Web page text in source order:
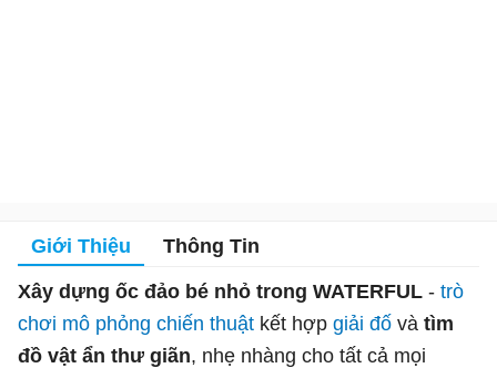
Giới Thiệu Thông Tin
Xây dựng ốc đảo bé nhỏ trong WATERFUL - trò
chơi mô phỏng chiến thuật kết hợp giải đố và tìm
đồ vật ẩn thư giãn, nhẹ nhàng cho tất cả mọi